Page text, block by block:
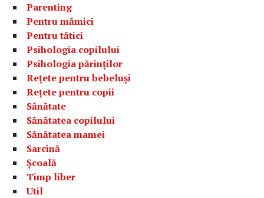
Parenting
Pentru mămici
Pentru tătici
Psihologia copilului
Psihologia părinților
Rețete pentru bebeluși
Rețete pentru copii
Sănătate
Sănătatea copilului
Sănătatea mamei
Sarcină
Școală
Timp liber
Util